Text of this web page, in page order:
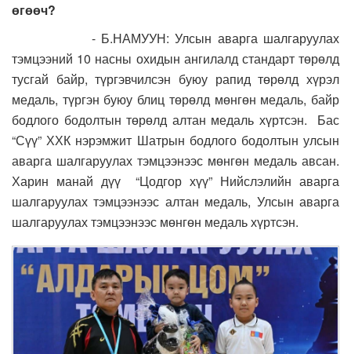
өгөөч?
- Б.НАМУУН: Улсын аварга шалгаруулах
тэмцээний 10 насны охидын ангилалд стандарт төрөлд
тусгай байр, түргэвчилсэн буюу рапид төрөлд хүрэл
медаль, түргэн буюу блиц төрөлд мөнгөн медаль, байр
бодлого бодолтын төрөлд алтан медаль хүртсэн. Бас
“Сүү” ХХК нэрэмжит Шатрын бодлого бодолтын улсын
аварга шалгаруулах тэмцээнээс мөнгөн медаль авсан.
Харин манай дүү “Цодгор хүү” Нийслэлийн аварга
шалгаруулах тэмцээнээс алтан медаль, Улсын аварга
шалгаруулах тэмцээнээс мөнгөн медаль хүртсэн.